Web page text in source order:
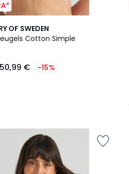
OF SWEDEN
Cotton Simple
50,99 € -15%